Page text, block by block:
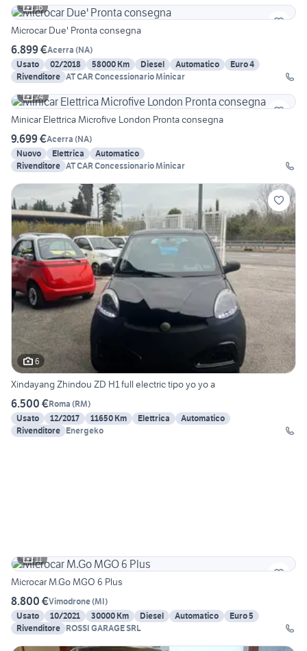
16
Microcar Due' Pronta consegna
6.899 €Acerra (NA)
Usato
02/2018 58000 Km Diesel Automatico
Euro 4
Rivenditore AT CAR Concessionario Minicar
24
Minicar Elettrica Microfive London Pronta consegna
9.699 €Acerra (NA)
Nuovo
Elettrica
Automatico
Rivenditore AT CAR Concessionario Minicar
6
Xindayang Zhindou ZD H1 full electric tipo yo yo a
6.500 €Roma (RM)
Usato
12/2017 11650 Km Elettrica
Automatico
Rivenditore Energeko
11
Microcar M.Go MGO 6 Plus
8.800 €Vimodrone(MI)
Usato
10/2021 30000 Km Diesel Automatico
Euro 5
Rivenditore ROSSI GARAGE SRL